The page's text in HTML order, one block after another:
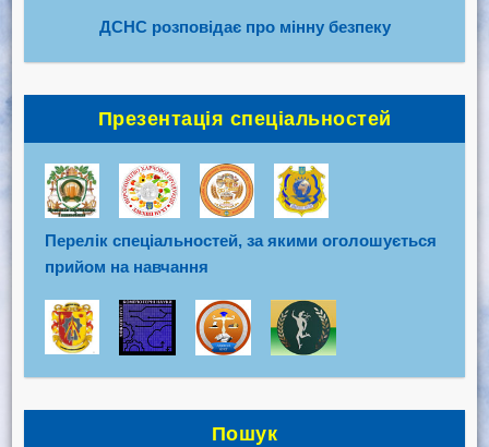
ДСНС розповідає про мінну безпеку
Презентація спеціальностей
Перелік спеціальностей, за якими оголошується
прийом на навчання
Пошук